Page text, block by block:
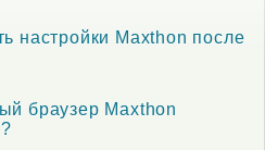
настройки Maxthon после
браузер Maxthon